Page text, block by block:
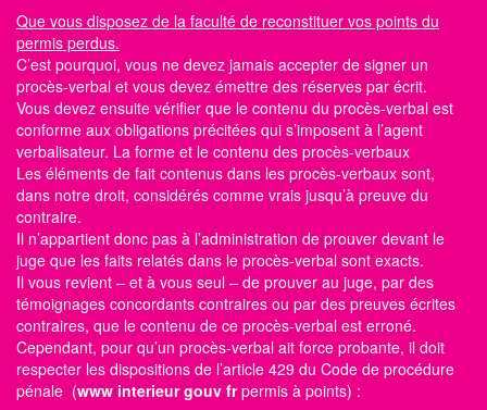
Que vous disposez de la faculté de reconstituer vos points du
permis perdus.
C’est pourquoi, vous ne devez jamais accepter de signer un
procès-verbal et vous devez émettre des réserves par écrit.
Vous devez ensuite vérifier que le contenu du procès-verbal est
conforme aux obligations précitées qui s’imposent à l’agent
verbalisateur. La forme et le contenu des procès-verbaux
Les éléments de fait contenus dans les procès-verbaux sont,
dans notre droit, considérés comme vrais jusqu’à preuve du
contraire.
Il n’appartient donc pas à l’administration de prouver devant le
juge que les faits relatés dans le procès-verbal sont exacts.
Il vous revient – et à vous seul – de prouver au juge, par des
témoignages concordants contraires ou par des preuves écrites
contraires, que le contenu de ce procès-verbal est erroné.
Cependant, pour qu’un procès-verbal ait force probante, il doit
respecter les dispositions de l’article 429 du Code de procédure
pénale (www interieur gouv frpermis à points) :